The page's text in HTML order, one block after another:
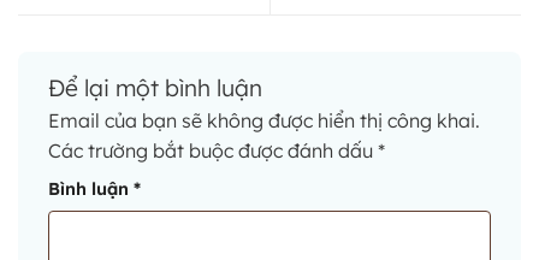
Để lại một bình luận
Email của bạn sẽ không được hiển thị công khai.
Các trường bắt buộc được đánh dấu *
Bình luận *